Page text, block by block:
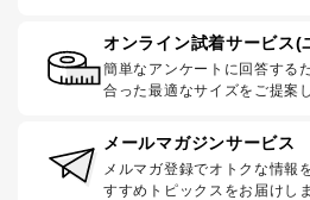
オンライン試着サービス(
簡単なアンケートに回答する
合った最適なサイズをご提案
メールマガジンサービス
メルマガ登録でオトクな情報
すすめトピックスをお届けし